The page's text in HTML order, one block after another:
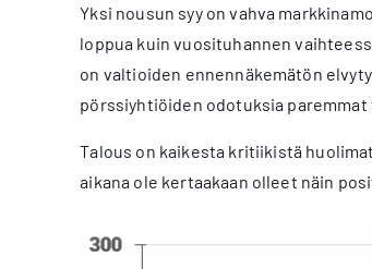
Yksi nousun syy on vahva
loppua kuin vuosituhannen
on valtioiden ennennäkemätön
pörssiyhtiöiden odotuksia
Talous on kaikesta kritiikistä
aikana ole kertaakaan olleet näin